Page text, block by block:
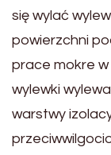
się wylać
powierzchni
prace mokre w
wylewki
warstwy